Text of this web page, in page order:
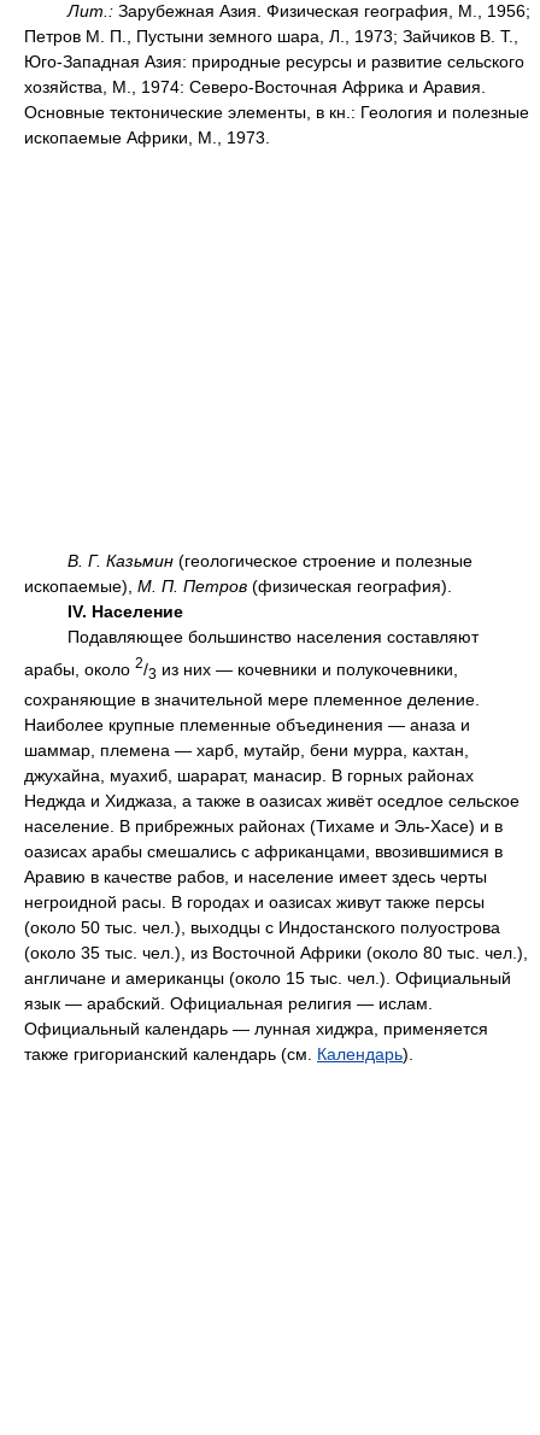
Лит.: Зарубежная Азия. Физическая география, М., 1956;
Петров М. П., Пустыни земного шара, Л., 1973; Зайчиков В. Т.,
Юго-Западная Азия: природные ресурсы и развитие сельского
хозяйства, М., 1974: Северо-Восточная Африка и Аравия.
Основные тектонические элементы, в кн.: Геология и полезные
ископаемые Африки, М., 1973.
В. Г. Казьмин (геологическое строение и полезные
ископаемые), М. П. Петров (физическая география).
IV. Население
Подавляющее большинство населения составляют
арабы, около 2/3 из них — кочевники и полукочевники,
сохраняющие в значительной мере племенное деление.
Наиболее крупные племенные объединения — аназа и
шаммар, племена — харб, мутайр, бени мурра, кахтан,
джухайна, муахиб, шарарат, манасир. В горных районах
Неджда и Хиджаза, а также в оазисах живёт оседлое сельское
население. В прибрежных районах (Тихаме и Эль-Хасе) и в
оазисах арабы смешались с африканцами, ввозившимися в
Аравию в качестве рабов, и население имеет здесь черты
негроидной расы. В городах и оазисах живут также персы
(около 50 тыс. чел.), выходцы с Индостанского полуострова
(около 35 тыс. чел.), из Восточной Африки (около 80 тыс. чел.),
англичане и американцы (около 15 тыс. чел.). Официальный
язык — арабский. Официальная религия — ислам.
Официальный календарь — лунная хиджра, применяется
также григорианский календарь (см. Календарь).